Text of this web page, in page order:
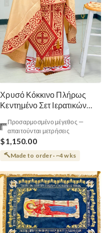
Χρυσό Κόκκινο Πλήρως
Κεντημένο Σετ Ιερατικών
Προσαρμοσμένο μέγεθος —
απαιτούνται μετρήσεις
$1,150.00
Made to order · ~4 wks